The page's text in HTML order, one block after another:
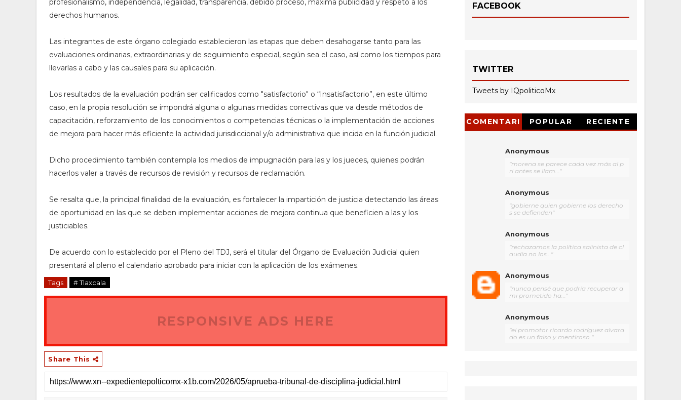
profesionalismo, independencia, legalidad, transparencia, debido proceso, máxima publicidad y respeto a los
derechos humanos.
Las integrantes de este órgano colegiado establecieron las etapas que deben desahogarse tanto para las
evaluaciones ordinarias, extraordinarias y de seguimiento especial, según sea el caso, así como los tiempos para
llevarlas a cabo y las causales para su aplicación.
Los resultados de la evaluación podrán ser calificados como "satisfactorio" o “Insatisfactorio”, en este último
caso, en la propia resolución se impondrá alguna o algunas medidas correctivas que va desde métodos de
capacitación, reforzamiento de los conocimientos o competencias técnicas o la implementación de acciones
de mejora para hacer más eficiente la actividad jurisdiccional y/o administrativa que incida en la función judicial.
Dicho procedimiento también contempla los medios de impugnación para las y los jueces, quienes podrán
hacerlos valer a través de recursos de revisión y recursos de reclamación.
Se resalta que, la principal finalidad de la evaluación, es fortalecer la impartición de justicia detectando las áreas
de oportunidad en las que se deben implementar acciones de mejora continua que beneficien a las y los
justiciables.
De acuerdo con lo establecido por el Pleno del TDJ, será el titular del Órgano de Evaluación Judicial quien
presentará al pleno el calendario aprobado para iniciar con la aplicación de los exámenes.
Tags # Tlaxcala
RESPONSIVE ADS HERE
Share This
FACEBOOK
TWITTER
Tweets by IQpoliticoMx
COMENTARI
POPULAR RECIENTE
Anonymous
"morena se parece cada vez más al p
ri antes se llam..."
Anonymous
"gobierne quien gobierne los derecho
s se defienden"
Anonymous
"rechazamos la política salinista de cl
audia no los..."
Anonymous
"nunca pensé que podría recuperar a
mi prometido ha..."
Anonymous
"el promotor ricardo rodríguez alvara
do es un falso y mentiroso "